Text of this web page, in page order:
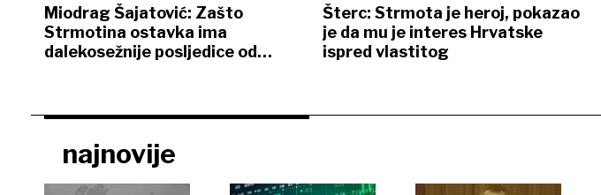
Miodrag Šajatović: Zašto
Strmotina ostavka ima
dalekosežnije posljedice od
Šterc: Strmota je heroj, pokazao
je da mu je interes Hrvatske
ispred vlastitog
najnovije